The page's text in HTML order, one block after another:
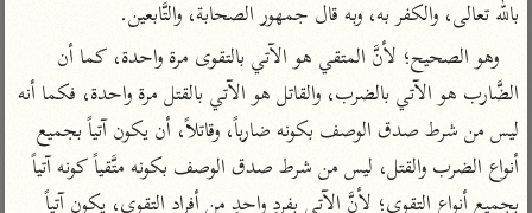
جمع الأقوال
تفسير ابن الجوزي
تفسير الماوردي
منتقاة
تفسير الرازي
أخرى
أضواء البيان
تفسير ابن عثيمين
مركَّزة العبارة
تفسير الجلالين
جامع البيان للإيجي
بالله تعالى، والكفر به، وبه قال جمهور الصحابة، والتَّابعين.
أنواع الضرب والقتل، ليس من شرط صدق الوصف بكونه متَّقياً كونه آتياً